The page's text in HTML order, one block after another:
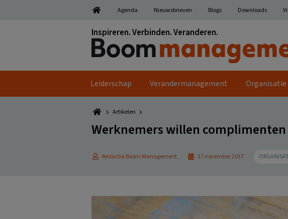
Agenda Nieuwsbrieven Blogs Downloads
Inspireren. Verbinden. Veranderen.
Leiderschap Verandermanagement Organisatie
Artikelen
Werknemers willen
Redactie Boom Management 17 november 2017